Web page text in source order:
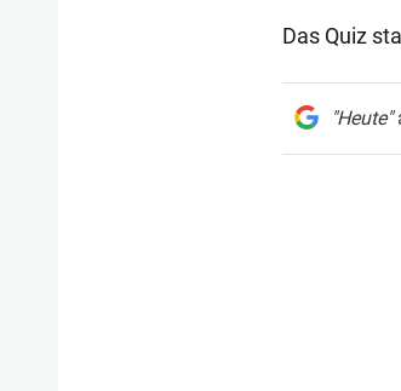
Das Quiz
"Heute"